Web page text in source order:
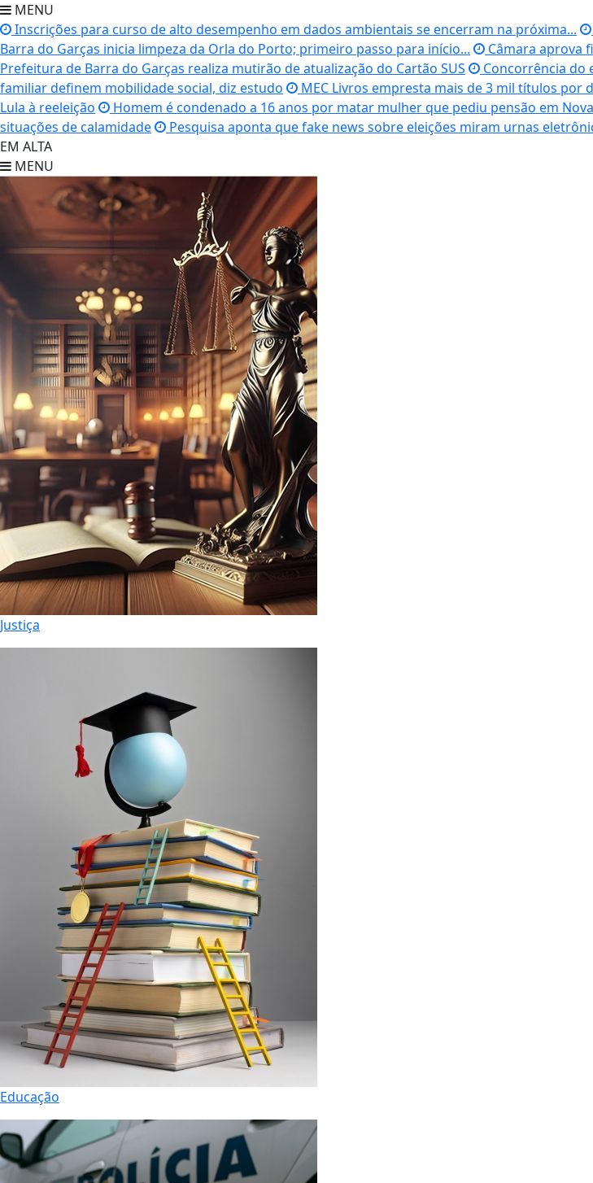
MENU
Inscrições para curso de alto desempenho em dados ambientais se encerram na próxima...
Barra do Garças inicia limpeza da Orla do Porto; primeiro passo para início...
Câmara aprova
Prefeitura de Barra do Garças realiza mutirão de atualização do Cartão SUS
Concorrência do
familiar definem mobilidade social, diz estudo
MEC Livros empresta mais de 3 mil títulos por
Lula à reeleição
Homem é condenado a 16 anos por matar mulher que pediu pensão em
situações de calamidade
Pesquisa aponta que fake news sobre eleições miram urnas
EM ALTA
MENU
Justiça
Educação